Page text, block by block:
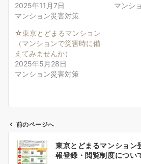
2025年11月7日
マンション災害対策
マンシ
☆東京とどまるマンション
（マンションで災害時に備
えてみませんか）
2025年5月28日
マンション災害対策
前のページへ
東京とどまるマンション
報登録・閲覧制度につい